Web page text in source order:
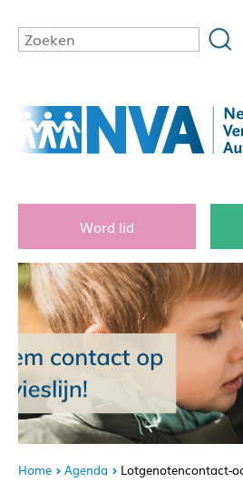
Word lid
Home Agenda Lotgenotencontact-